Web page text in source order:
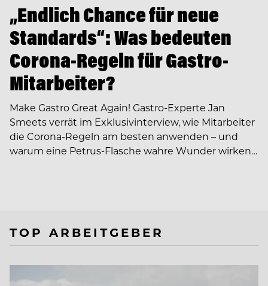
„Endlich Chance für neue
Standards“: Was bedeuten
Corona-Regeln für Gastro-
Mitarbeiter?
Make Gastro Great Again! Gastro-Experte Jan
Smeets verrät im Exklusivinterview, wie Mitarbeiter
die Corona-Regeln am besten anwenden – und
warum eine Petrus-Flasche wahre Wunder wirken…
TOP ARBEITGEBER